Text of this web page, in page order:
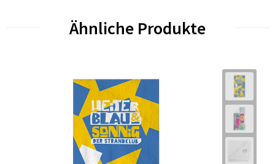
Ähnliche Produkte